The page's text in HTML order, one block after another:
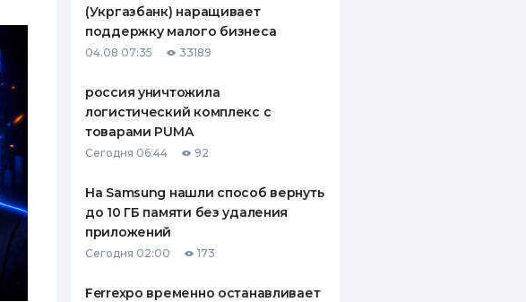
ОБЗОР
ПО
КАРТАМ
ПУТЕВОДИТЕЛИ ПО
СТРАХОВЫЕ КОМПАНИИ
ОТЗЫВЫ О СТРАХОВЫХ
ДОСТАВКА И ОПЛАТА
КОНТАКТЫ
(Укргазбанк) наращивает
поддержку малого бизнеса
04.08 07:35 33189
россия уничтожила
логистический комплекс с
товарами PUMA
Сегодня 06:44 92
На Samsung нашли способ вернуть
до 10 ГБ памяти без удаления
приложений
Сегодня 02:00 173
Ferrexpo временно останавливает